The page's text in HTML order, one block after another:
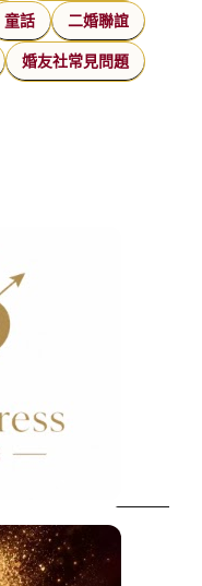
童話 二婚聯誼
婚友社常見問題